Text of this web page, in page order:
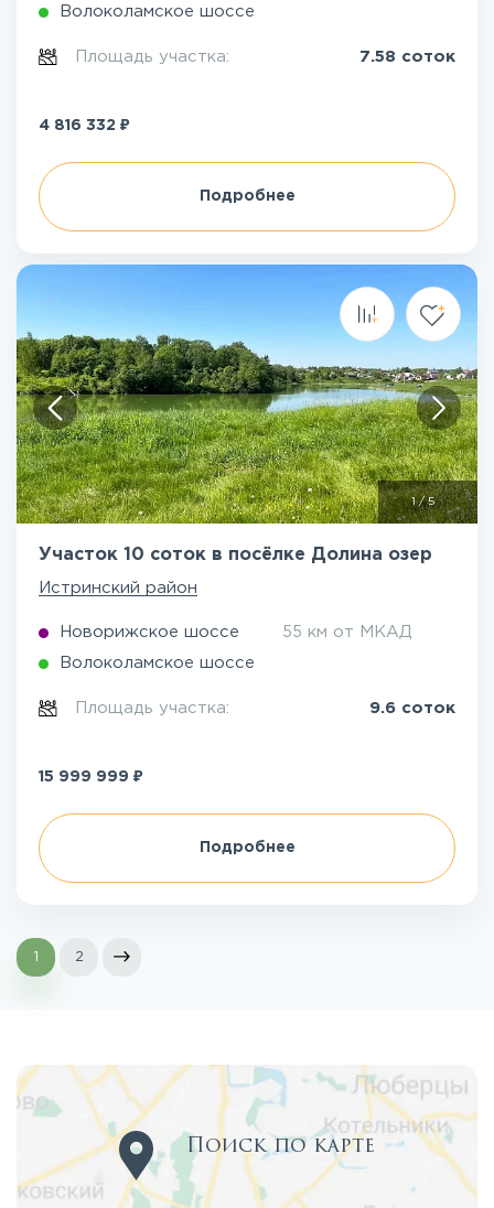
Волоколамское шоссе
Площадь участка: 7.58 соток
4 816 332 ₽
Подробнее
1/5
Участок 10 соток в посёлке Долина озер
Истринский район
Новорижское шоссе 55 км от МКАД
Волоколамское шоссе
Площадь участка: 9.6 соток
15 999 999 ₽
Подробнее
1 2
Поиск по карте